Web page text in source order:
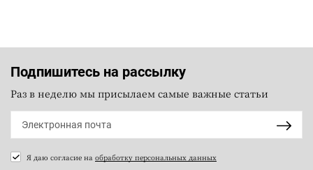
Подпишитесь на рассылку
Раз в неделю мы присылаем самые важные статьи
Я даю согласие на обработку персональных данных